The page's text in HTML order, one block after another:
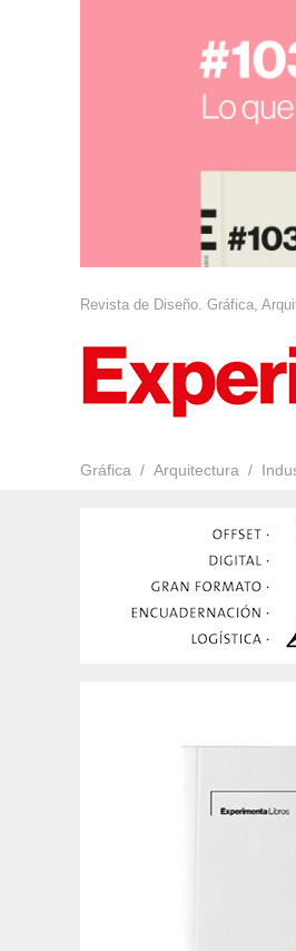
Revista de Diseño. Gráfica,
Gráfica Arquitectura